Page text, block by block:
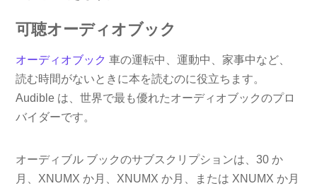
可聴オーディオブック
オーディオブック 車の運転中、運動中、家事中など、
読む時間がないときに本を読むのに役立ちます。
Audible は、世界で最も優れたオーディオブックのプロ
バイダーです。
オーディブル ブックのサブスクリプションは、30 か
月、XNUMX か月、XNUMX か月、または XNUMX か月